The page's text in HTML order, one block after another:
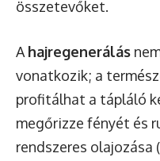
összetevőket.
A hajregenerálás
vonatkozik; a
profitálhat a tápláló
megőrizze fényét és
rendszeres olajozása